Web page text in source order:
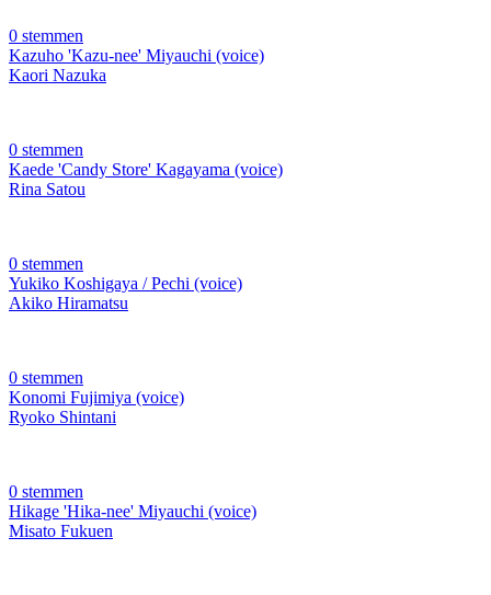
0 stemmen
Kazuho 'Kazu-nee' Miyauchi (voice)
Kaori Nazuka
0 stemmen
Kaede 'Candy Store' Kagayama (voice)
Rina Satou
0 stemmen
Yukiko Koshigaya / Pechi (voice)
Akiko Hiramatsu
0 stemmen
Konomi Fujimiya (voice)
Ryoko Shintani
0 stemmen
Hikage 'Hika-nee' Miyauchi (voice)
Misato Fukuen